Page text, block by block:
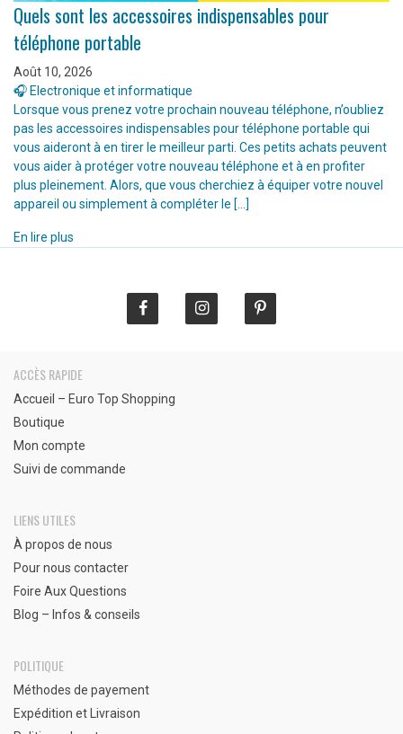
Quels sont les accessoires indispensables pour
téléphone portable
Août 10, 2026
🎧 Electronique et informatique
Lorsque vous prenez votre prochain nouveau téléphone, n’oubliez
pas les accessoires indispensables pour téléphone portable qui
vous aideront à en tirer le meilleur parti. Ces petits achats peuvent
vous aider à protéger votre nouveau téléphone et à en profiter
plus pleinement. Alors, que vous cherchiez à équiper votre nouvel
appareil ou simplement à compléter le […]
En lire plus
ACCÈS RAPIDE
Accueil – Euro Top Shopping
Boutique
Mon compte
Suivi de commande
LIENS UTILES
À propos de nous
Pour nous contacter
Foire Aux Questions
Blog – Infos & conseils
POLITIQUE
Méthodes de payement
Expédition et Livraison